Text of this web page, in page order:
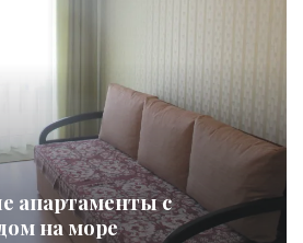
апартаменты с
на море